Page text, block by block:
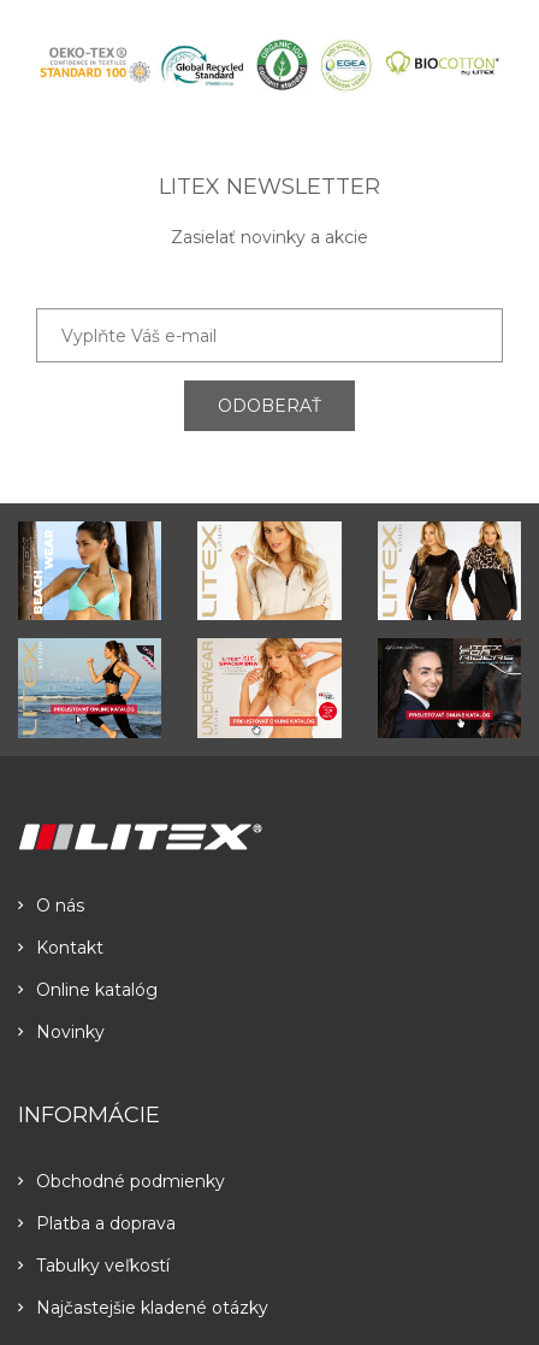
LITEX NEWSLETTER
Zasielať novinky a akcie
ODOBERAŤ
O nás
Kontakt
Online katalóg
Novinky
INFORMÁCIE
Obchodné podmienky
Platba a doprava
Tabulky veľkostí
Najčastejšie kladené otázky